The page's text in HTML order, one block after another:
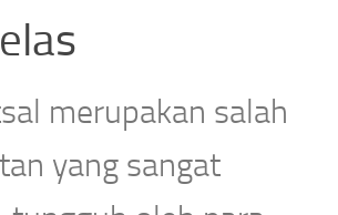
merupakan salah
yang sangat